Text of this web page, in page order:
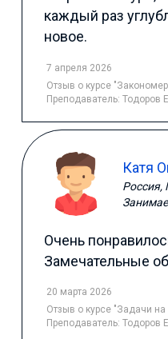
каждый раз
новое.
7 апреля 2026
Отзыв о курсе
Преподаватель: Тодоров
Катя
Россия,
Очень
Замечательные
20 марта 2026
Отзыв о курсе "Задачи
Преподаватель: Тодоров